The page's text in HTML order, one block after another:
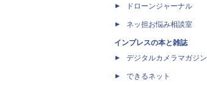
ドローンジャーナル
ネッ担お悩み相談室
インプレスの本と雑誌
デジタルカメラマガジン
できるネット